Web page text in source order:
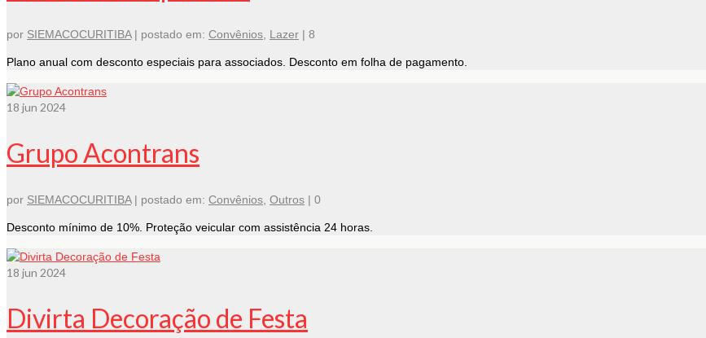
por SIEMACOCURITIBA| postado em: Convênios Lazer | 8
Plano anual com desconto especiais para associados. Desconto em folha de pagamento.
18 jun 2024
Grupo Acontrans
por SIEMACOCURITIBA| postado em: Convênios Outros | 0
Desconto mínimo de 10%. Proteção veicular com assistência 24 horas.
18 jun 2024
Divirta Decoração de Festa